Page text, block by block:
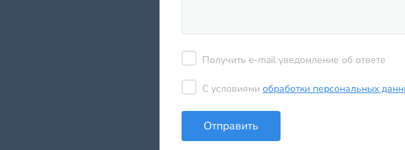
Получить e-mail уведомление об ответе
С условиями обработки персональных
Отправить